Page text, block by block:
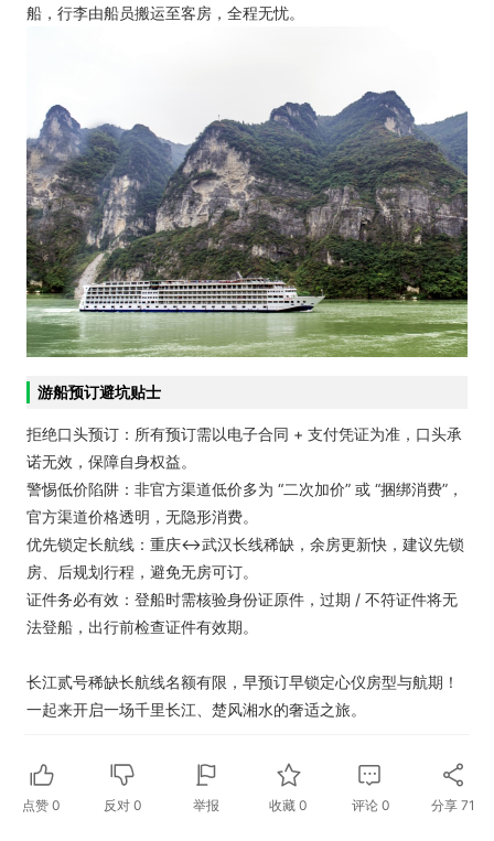
船，行李由船员搬运至客房，全程无忧。
游船预订避坑贴士
拒绝口头预订：所有预订需以电子合同 + 支付凭证为准，口头承
诺无效，保障自身权益。
警惕低价陷阱：非官方渠道低价多为 “二次加价” 或 “捆绑消费”，
官方渠道价格透明，无隐形消费。
优先锁定长航线：重庆↔武汉长线稀缺，余房更新快，建议先锁
房、后规划行程，避免无房可订。
证件务必有效：登船时需核验身份证原件，过期 / 不符证件将无
法登船，出行前检查证件有效期。
长江贰号稀缺长航线名额有限，早预订早锁定心仪房型与航期！
一起来开启一场千里长江、楚风湘水的奢适之旅。
点赞 0 反对0 举报 收藏 0 评论 0 分享 71